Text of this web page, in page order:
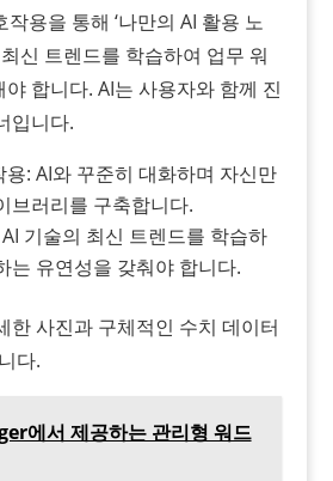
용을 통해 ‘나만의 AI 활용 노
신 트렌드를 학습하여 업무 워
합니다. AI는 사용자와 함께 진
입니다.
: AI와 꾸준히 대화하며 자신만
브러리를 구축합니다.
기술의 최신 트렌드를 학습하
는 유연성을 갖춰야 합니다.
한 사진과 구체적인 수치 데이터
다.
에서 제공하는 관리형 워드